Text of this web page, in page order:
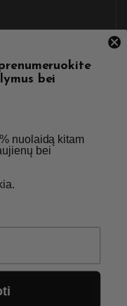
& Nuostatos
užklausos
VARTOTOJAMS.
- CigsLT.app
bei
nuolaidą kitam
bei